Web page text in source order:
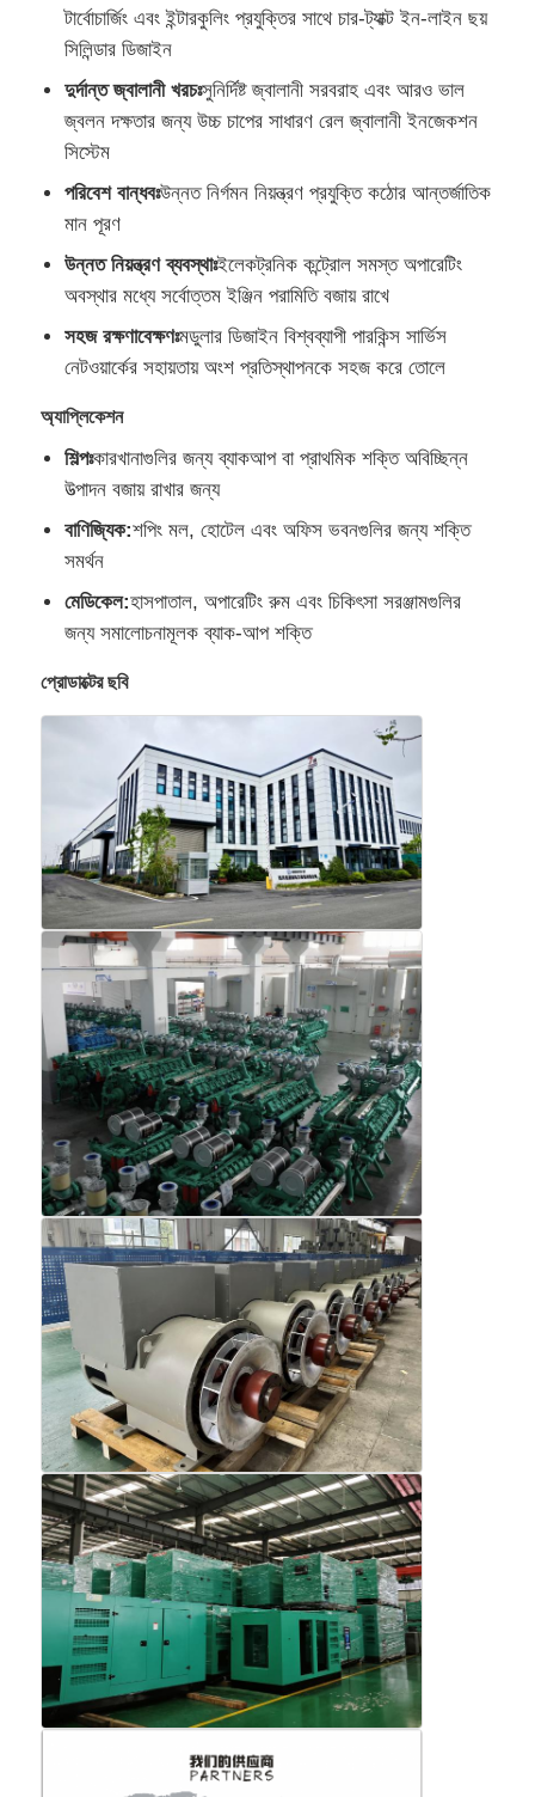
আমাদের সম্পর্কে
কারখানা ভ্রমণ
মান নিয়ন্ত্রণ
আমাদের সাথে যোগাযোগ করুন
সব ক্ষেত্রেই
নীরব ডিজেল জেনারেটর সেট
ডিজেল জেনারেটর সেট
পেট্রোল জেনারেটর সেট
সিএনজি জেনারেটর সেট
জেনারেটরের আনুষাঙ্গিক
মোবাইল লাইটিং যানবাহন
টার্বোচার্জিং এবং ইন্টারকুলিং প্রযুক্তির সাথে চার-ট্যাক্ট ইন-লাইন ছয়
সিলিন্ডার ডিজাইন
দুর্দান্ত জ্বালানী খরচঃসুনির্দিষ্ট জ্বালানী সরবরাহ এবং আরও ভাল
জ্বলন দক্ষতার জন্য উচ্চ চাপের সাধারণ রেল জ্বালানী ইনজেকশন
সিস্টেম
পরিবেশ বান্ধবঃউন্নত নির্গমন নিয়ন্ত্রণ প্রযুক্তি কঠোর আন্তর্জাতিক
মান পূরণ
উন্নত নিয়ন্ত্রণ ব্যবস্থাঃইলেকট্রনিক কন্ট্রোল সমস্ত অপারেটিং
অবস্থার মধ্যে সর্বোত্তম ইঞ্জিন পরামিতি বজায় রাখে
সহজ রক্ষণাবেক্ষণঃমডুলার ডিজাইন বিশ্বব্যাপী পারকিন্স সার্ভিস
নেটওয়ার্কের সহায়তায় অংশ প্রতিস্থাপনকে সহজ করে তোলে
অ্যাপ্লিকেশন
শিল্পঃকারখানাগুলির জন্য ব্যাকআপ বা প্রাথমিক শক্তি অবিচ্ছিন্ন
উত্পাদন বজায় রাখার জন্য
বাণিজ্যিক:শপিং মল, হোটেল এবং অফিস ভবনগুলির জন্য শক্তি
সমর্থন
মেডিকেল:হাসপাতাল, অপারেটিং রুম এবং চিকিৎসা সরঞ্জামগুলির
জন্য সমালোচনামূলক ব্যাক-আপ শক্তি
প্রোডাক্টের ছবি